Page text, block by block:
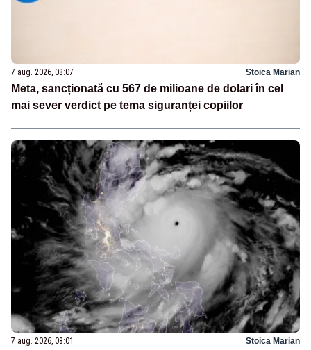
7 aug. 2026, 08:07 Stoica Marian
Meta, sancționată cu 567 de milioane de dolari în cel
mai sever verdict pe tema siguranței copiilor
7 aug. 2026, 08:01 Stoica Marian